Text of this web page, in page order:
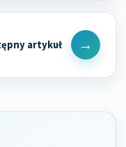
Next
Post